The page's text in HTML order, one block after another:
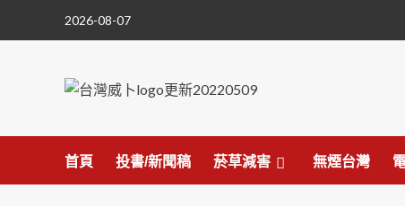
2026-08-07
首頁 投書/新聞稿 菸草減害 無煙台灣